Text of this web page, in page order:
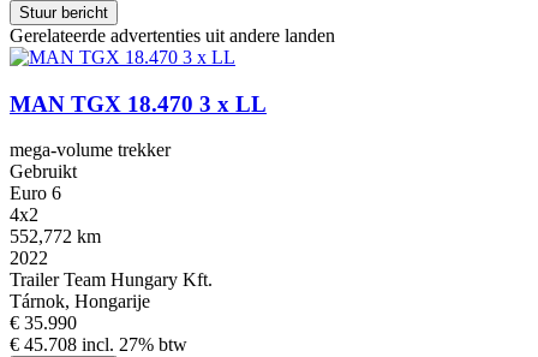
Stuur bericht
Gerelateerde advertenties uit andere landen
MAN TGX 18.470 3 x LL
mega-volume trekker
Gebruikt
Euro 6
4x2
552,772 km
2022
Trailer Team Hungary Kft.
Tárnok, Hongarije
€ 35.990
€ 45.708 incl. 27% btw